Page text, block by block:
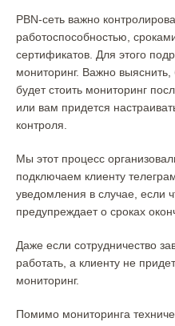
PBN-сеть важно
работоспособностью,
сертификатов. Для этого
мониторинг. Важно выяснить,
будет стоить мониторинг
или вам придется
контроля.
Мы этот процесс
подключаем клиенту
уведомления в случае, если
предупреждает о сроках
Даже если сотрудничество
работать, а клиенту не
мониторинг.
Помимо мониторинга